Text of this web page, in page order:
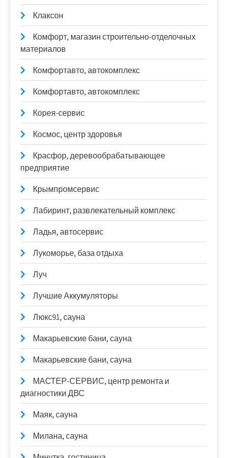
Клаксон
Комфорт, магазин строительно-отделочных
материалов
Комфортавто, автокомплекс
Комфортавто, автокомплекс
Корея-сервис
Космос, центр здоровья
Красфор, деревообрабатывающее
предприятие
Крымпромсервис
Лабиринт, развлекательный комплекс
Ладья, автосервис
Лукоморье, база отдыха
Луч
Лучшие Аккумуляторы
Люкс91, сауна
Макарьевские бани, сауна
Макарьевские бани, сауна
МАСТЕР-СЕРВИС, центр ремонта и
диагностики ДВС
Маяк, сауна
Милана, сауна